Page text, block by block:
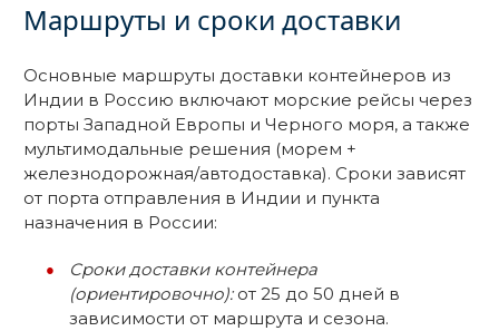
Маршруты и сроки доставки
Основные маршруты доставки контейнеров из
Индии в Россию включают морские рейсы через
порты Западной Европы и Черного моря, а также
мультимодальные решения (морем +
железнодорожная/автодоставка). Сроки зависят
от порта отправления в Индии и пункта
назначения в России:
Сроки доставки контейнера
(ориентировочно):от 25 до 50 дней в
зависимости от маршрута и сезона.